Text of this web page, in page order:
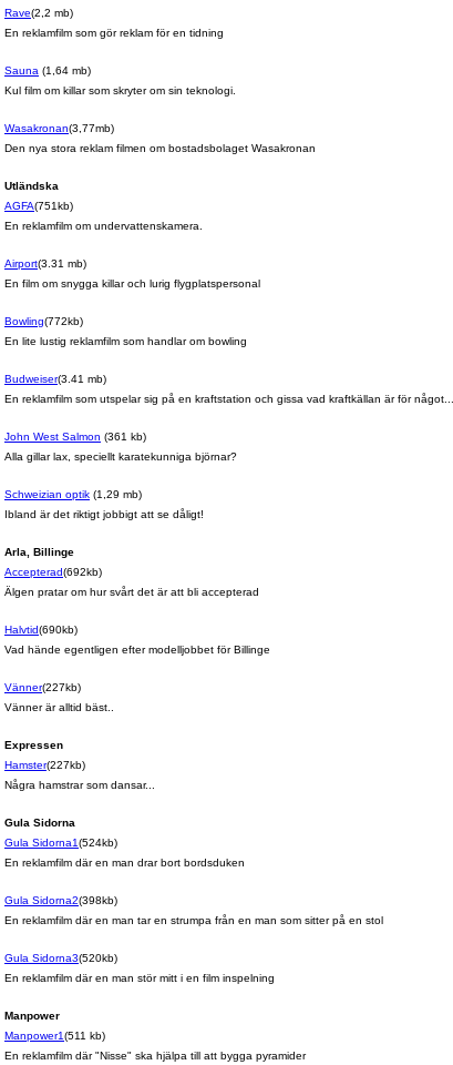
Rave(2,2 mb)
En reklamfilm som gör reklam för en tidning
Sauna (1,64 mb)
Kul film om killar som skryter om sin teknologi.
Wasakronan(3,77mb)
Den nya stora reklam filmen om bostadsbolaget Wasakronan
Utländska
AGFA(751kb)
En reklamfilm om undervattenskamera.
Airport(3.31 mb)
En film om snygga killar och lurig flygplatspersonal
Bowling(772kb)
En lite lustig reklamfilm som handlar om bowling
Budweiser(3.41 mb)
En reklamfilm som utspelar sig på en kraftstation och gissa vad kraftkällan är för något....
John West Salmon (361 kb)
Alla gillar lax, speciellt karatekunniga björnar?
Schweizian optik (1,29 mb)
Ibland är det riktigt jobbigt att se dåligt!
Arla, Billinge
Accepterad(692kb)
Älgen pratar om hur svårt det är att bli accepterad
Halvtid(690kb)
Vad hände egentligen efter modelljobbet för Billinge
Vänner(227kb)
Vänner är alltid bäst..
Expressen
Hamster(227kb)
Några hamstrar som dansar...
Gula Sidorna
Gula Sidorna1(524kb)
En reklamfilm där en man drar bort bordsduken
Gula Sidorna2(398kb)
En reklamfilm där en man tar en strumpa från en man som sitter på en stol
Gula Sidorna3(520kb)
En reklamfilm där en man stör mitt i en film inspelning
Manpower
Manpower1(511 kb)
En reklamfilm där "Nisse" ska hjälpa till att bygga pyramider